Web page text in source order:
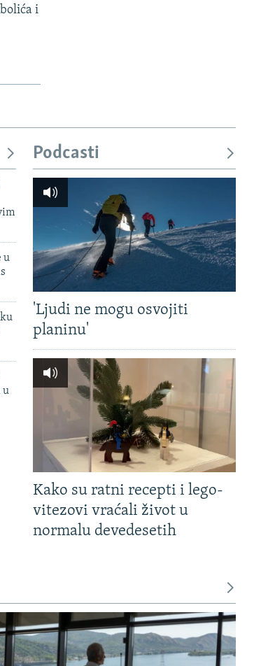
i
u
u
Podcasti
'Ljudi ne mogu osvojiti
planinu'
Kako su ratni recepti i lego-
vitezovi vraćali život u
normalu devedesetih